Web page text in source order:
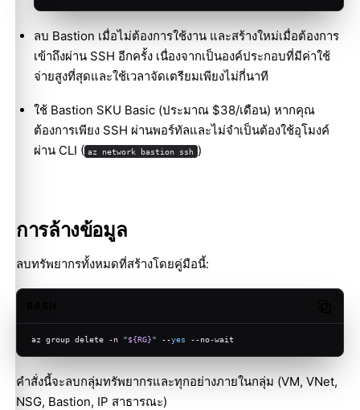
ลบ Bastion เมื่อไม่ต้องการใช้งาน และสร้างใหม่เมื่อต้องการ
เข้าถึงผ่าน SSH อีกครั้ง เนื่องจากเป็นองค์ประกอบที่มีค่าใช้
จ่ายสูงที่สุดและใช้เวลาจัดเตรียมเพียงไม่กี่นาที
ใช้ Bastion SKU Basic (ประมาณ $38/เดือน) หากคุณ
ต้องการเพียง SSH ผ่านพอร์ทัลและไม่จำเป็นต้องใช้อุโมงค์
ผ่าน CLI ( az network bastion ssh )
การล้างข้อมูล
ลบทรัพยากรทั้งหมดที่สร้างโดยคู่มือนี้:
az group delete -n "${RG}" --yes --no-wait
คำสั่งนี้จะลบกลุ่มทรัพยากรและทุกอย่างภายในกลุ่ม (VM, VNet,
NSG, Bastion, IP สาธารณะ)